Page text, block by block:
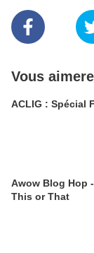
Vous
ACLIG : Spécial
Awow Blog Hop
This or That